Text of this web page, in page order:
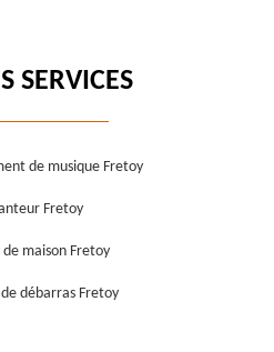
SERVICES
de musique Fretoy
Fretoy
maison Fretoy
débarras Fretoy